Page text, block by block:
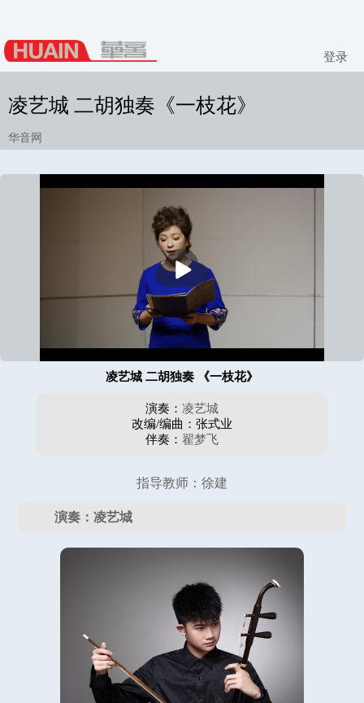
登录
凌艺城 二胡独奏《一枝花》
华音网
播
放
凌艺城 二胡独奏 《一枝花》
演奏： 凌艺城
改编/编曲：张式业
伴奏： 翟梦飞
指导教师：徐建
演奏：凌艺城